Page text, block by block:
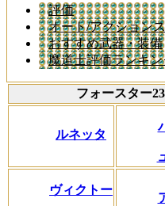
評価
オート/アクション
おすすめ武器・装備
魔道士評価ランキン
フォースター
ルネッタ
ヴィクトー